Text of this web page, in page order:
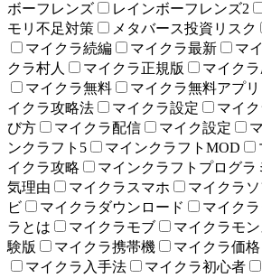
ボーフレンズ
レインボーフレンズ2
モリ不足対策
メタバース投資リスク
マイクラ続編
マイクラ最新 マ
クラ村人
マイクラ正規版 マイク
マイクラ無料
マイクラ無料アプリ
イクラ攻略法
マイクラ設定 マイ
び方
マイクラ配信 マイク設定
ンクラフト5
マインクラフトMOD
イクラ攻略
マインクラフトプログラ
気理由
マイクラスマホ マイクラソ
ビ
マイクラダウンロード マイク
ラとは
マイクラモブ マイクラモ
験版
マイクラ携帯機 マイクラ価格
マイクラ入手法
マイクラ初心者